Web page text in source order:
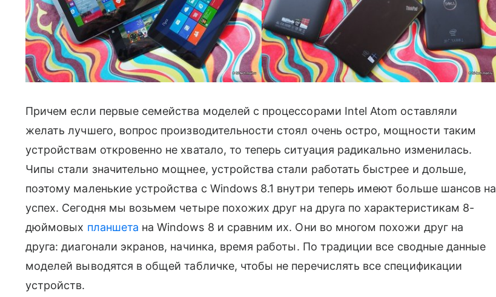
Причем если первые семейства моделей с процессорами Intel Atom оставляли
желать лучшего, вопрос производительности стоял очень остро, мощности таким
устройствам откровенно не хватало, то теперь ситуация радикально изменилась.
Чипы стали значительно мощнее, устройства стали работать быстрее и дольше,
поэтому маленькие устройства с Windows 8.1 внутри теперь имеют больше шансов на
успех. Сегодня мы возьмем четыре похожих друг на друга по характеристикам 8-
дюймовых планшета на Windows 8 и сравним их. Они во многом похожи друг на
друга: диагонали экранов, начинка, время работы. По традиции все сводные данные
моделей выводятся в общей табличке, чтобы не перечислять все спецификации
устройств.